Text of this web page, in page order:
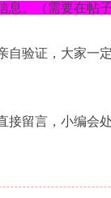
。（需要在帖
验证，大家一
接留言，小编会